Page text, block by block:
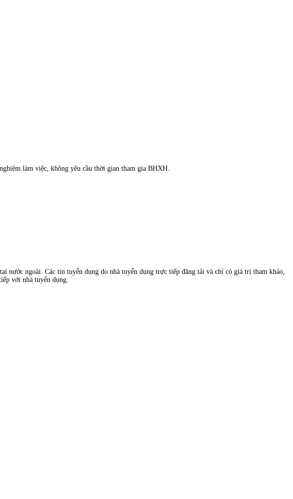
làm việc, không yêu cầu thời gian tham gia BHXH.
ngoài. Các tin tuyển dụng do nhà tuyển dụng trực tiếp đăng tải và chỉ có giá trị tham khảo,
với nhà tuyển dụng.